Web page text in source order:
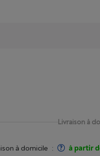
Livraison à
à domicile : à partir